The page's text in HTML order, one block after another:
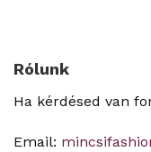
Rólunk
Ha kérdésed van
Email: